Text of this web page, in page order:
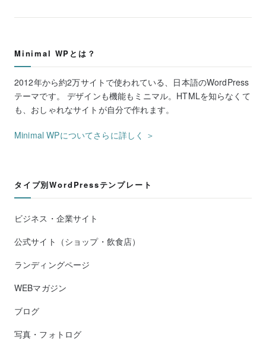
Minimal WPとは？
2012年から約2万サイトで使われている、日本語のWordPress
テーマです。 デザインも機能もミニマル。HTMLを知らなくて
も、おしゃれなサイトが自分で作れます。
Minimal WPについてさらに詳しく ＞
タイプ別WordPressテンプレート
ビジネス・企業サイト
公式サイト（ショップ・飲食店）
ランディングページ
WEBマガジン
ブログ
写真・フォトログ